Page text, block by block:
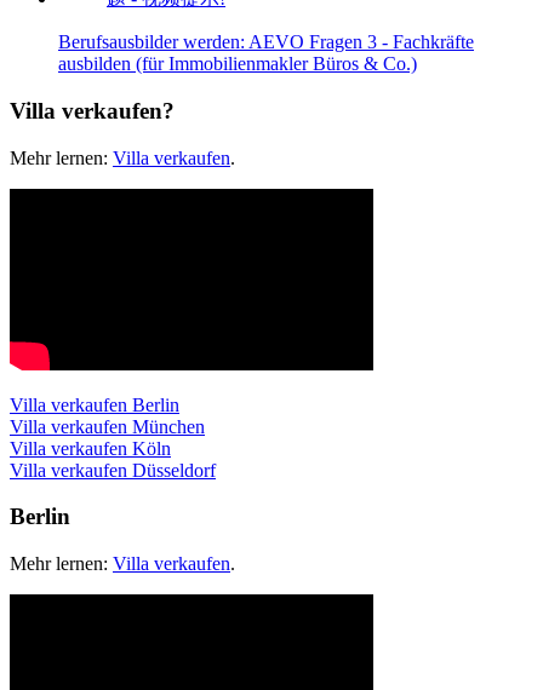
Berufsausbilder werden: AEVO Fragen 3 - Fachkräfte
ausbilden (für Immobilienmakler Büros & Co.)
Villa verkaufen?
Mehr lernen: Villa verkaufen.
Villa verkaufen Berlin
Villa verkaufen München
Villa verkaufen Köln
Villa verkaufen Düsseldorf
Berlin
Mehr lernen: Villa verkaufen.